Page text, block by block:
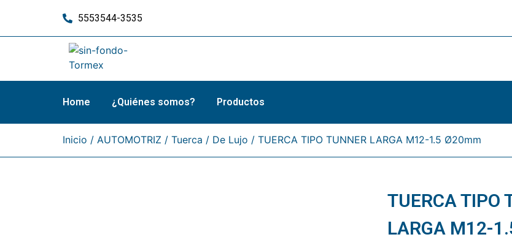
5553544-3535
Home ¿Quiénes somos? Productos
Inicio / AUTOMOTRIZ / Tuerca / De Lujo / TUERCA TIPO TUNNER LARGA M12-1.5 Ø20mm
TUERCA TIPO
LARGA M12-